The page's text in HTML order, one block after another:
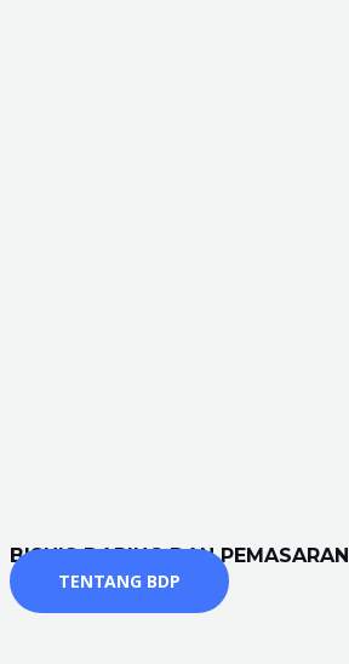
BISNIS DARING DAN PEMASARAN
TENTANG BDP